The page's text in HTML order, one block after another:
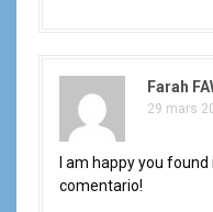
Farah
29 mars
I am happy you
comentario!